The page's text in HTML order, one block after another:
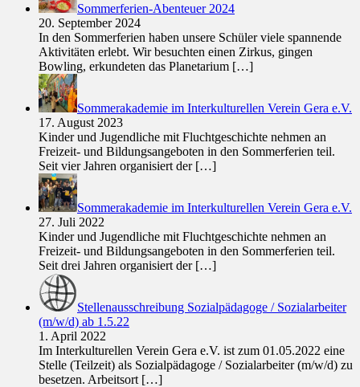
Sommerferien-Abenteuer 2024
20. September 2024
In den Sommerferien haben unsere Schüler viele spannende
Aktivitäten erlebt. Wir besuchten einen Zirkus, gingen
Bowling, erkundeten das Planetarium […]
Sommerakademie im Interkulturellen Verein Gera e.V.
17. August 2023
Kinder und Jugendliche mit Fluchtgeschichte nehmen an
Freizeit- und Bildungsangeboten in den Sommerferien teil.
Seit vier Jahren organisiert der […]
Sommerakademie im Interkulturellen Verein Gera e.V.
27. Juli 2022
Kinder und Jugendliche mit Fluchtgeschichte nehmen an
Freizeit- und Bildungsangeboten in den Sommerferien teil.
Seit drei Jahren organisiert der […]
Stellenausschreibung Sozialpädagoge / Sozialarbeiter
(m/w/d) ab 1.5.22
1. April 2022
Im Interkulturellen Verein Gera e.V. ist zum 01.05.2022 eine
Stelle (Teilzeit) als Sozialpädagoge / Sozialarbeiter (m/w/d) zu
besetzen. Arbeitsort […]